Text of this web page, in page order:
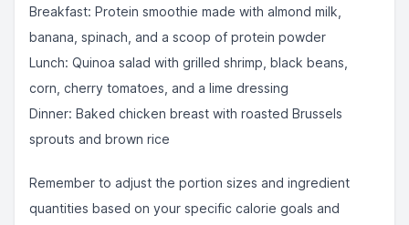
Breakfast: Protein smoothie made with almond milk,
banana, spinach, and a scoop of protein powder
Lunch: Quinoa salad with grilled shrimp, black beans,
corn, cherry tomatoes, and a lime dressing
Dinner: Baked chicken breast with roasted Brussels
sprouts and brown rice
Remember to adjust the portion sizes and ingredient
quantities based on your specific calorie goals and